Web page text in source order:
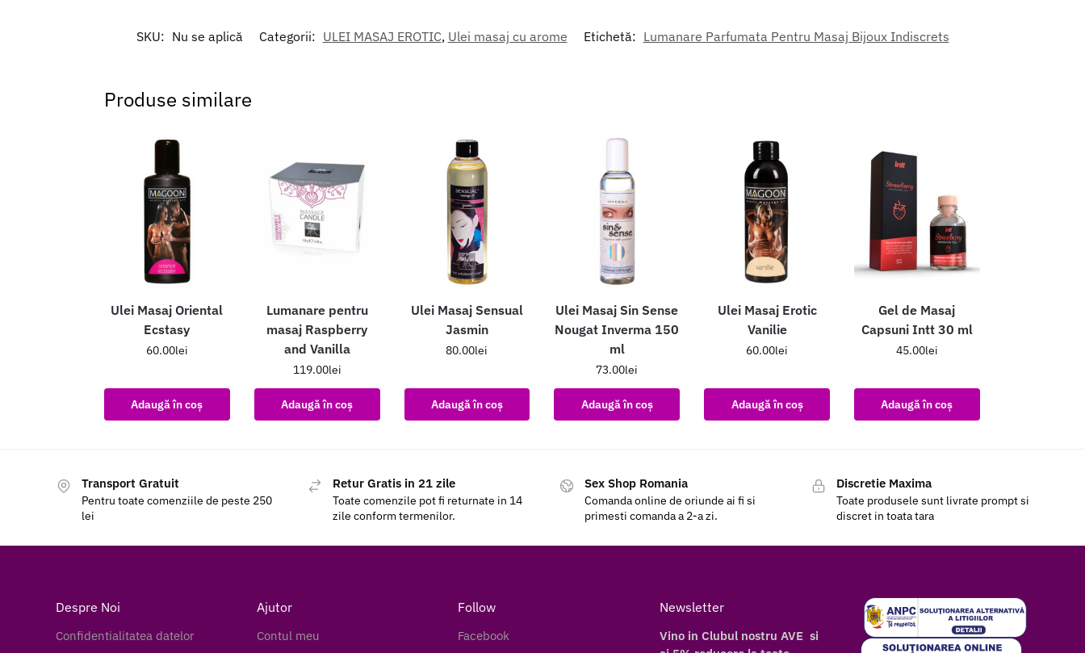
SKU: Nu se aplică Categorii: ULEI MASAJ EROTIC, Ulei masaj cu arome Etichetă: Lumanare Parfumata Pentru Masaj Bijoux Indiscrets
Produse similare
Ulei Masaj Oriental
Ecstasy
60.00lei
Adaugă în coș
Lumanare pentru
masaj Raspberry
and Vanilla
119.00lei
Adaugă în coș
Ulei Masaj Sensual
Jasmin
80.00lei
Adaugă în coș
Ulei Masaj Sin Sense
Nougat Inverma 150
ml
73.00lei
Adaugă în coș
Ulei Masaj Erotic
Vanilie
60.00lei
Adaugă în coș
Gel de Masaj
Capsuni Intt 30 ml
45.00lei
Adaugă în coș
Transport Gratuit
Pentru toate comenziile de peste 250
lei
Retur Gratis in 21 zile
Toate comenzile pot fi returnate in 14
zile conform termenilor.
Sex Shop Romania
Comanda online de oriunde ai fi si
primesti comanda a 2-a zi.
Discretie Maxima
Toate produsele sunt livrate prompt si
discret in toata tara
Despre Noi
Confidentialitatea datelor
Ajutor
Contul meu
Follow
Facebook
Newsletter
Vino in Clubul nostru AVE si